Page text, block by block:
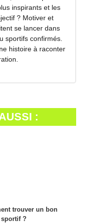
inspirants et les
? Motiver et
se lancer dans
sportifs confirmés.
histoire à raconter
:
trouver un bon
sportif ?